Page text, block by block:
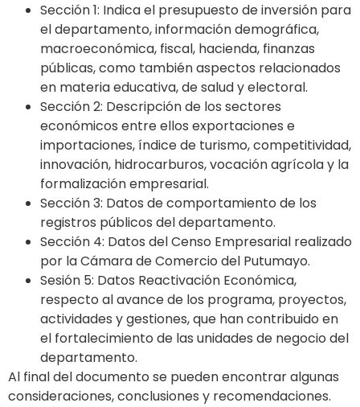
Sección 1: Indica el presupuesto de inversión para
el departamento, información demográfica,
macroeconómica, fiscal, hacienda, finanzas
públicas, como también aspectos relacionados
en materia educativa, de salud y electoral.
Sección 2: Descripción de los sectores
económicos entre ellos exportaciones e
importaciones, índice de turismo, competitividad,
innovación, hidrocarburos, vocación agrícola y la
formalización empresarial.
Sección 3: Datos de comportamiento de los
registros públicos del departamento.
Sección 4: Datos del Censo Empresarial realizado
por la Cámara de Comercio del Putumayo.
Sesión 5: Datos Reactivación Económica,
respecto al avance de los programa, proyectos,
actividades y gestiones, que han contribuido en
el fortalecimiento de las unidades de negocio del
departamento.
Al final del documento se pueden encontrar algunas
consideraciones, conclusiones y recomendaciones.